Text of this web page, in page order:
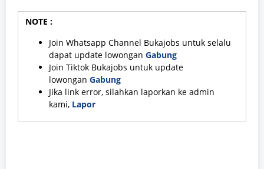
NOTE :
Join Whatsapp Channel Bukajobs untuk selalu
dapat update lowongan Gabung
Join Tiktok Bukajobs untuk update
lowongan Gabung
Jika link error, silahkan laporkan ke admin
kami, Lapor